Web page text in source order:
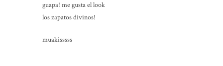
guapa! me gusta el look
los zapatos divinos!
muakisssss